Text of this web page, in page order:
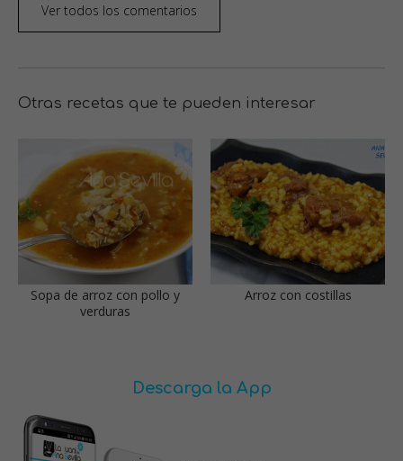
Ver todos los comentarios
Otras recetas que te pueden interesar
Sopa de arroz con pollo y
verduras
Arroz con costillas
Descarga la App